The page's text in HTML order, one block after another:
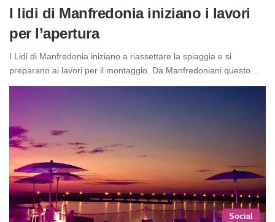
I lidi di Manfredonia iniziano i lavori
per l’apertura
I Lidi di Manfredonia iniziano a riassettare la spiaggia e si
preparano ai lavori per il montaggio. Da Manfredoniani questo…
Social